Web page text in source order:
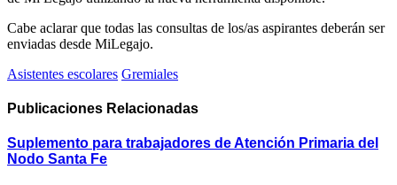
Cabe aclarar que todas las consultas de los/as aspirantes deberán ser
enviadas desde MiLegajo.
Asistentes escolares Gremiales
Publicaciones Relacionadas
Suplemento para trabajadores de Atención Primaria del
Nodo Santa Fe